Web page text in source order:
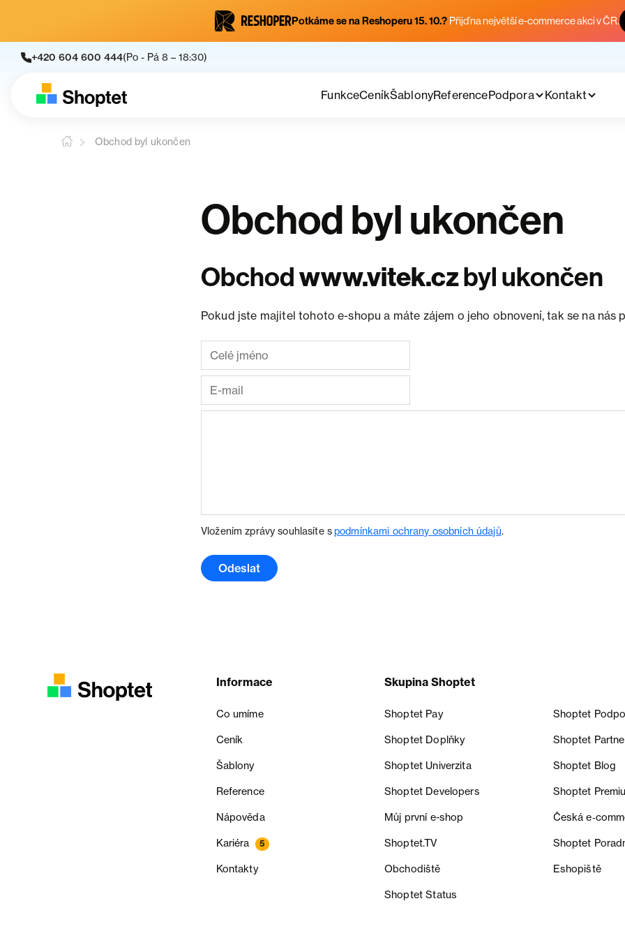
Potkáme se na Reshoperu 15. 10.? Přijď na největší e-commerce akci v ČR.
+420 604 600 444(Po - Pá 8 – 18:30)
FunkceCeníkŠablonyReferencePodpora Kontakt
Obchod byl ukončen
Obchod byl ukončen
Obchodwww.vitek.czbyl ukončen
Pokud jste majitel tohoto e-shopu a máte zájem o jeho obnovení, tak se na nás
Vložením zprávy souhlasíte spodmínkami ochrany osobních údajů.
Odeslat
Informace
Co umíme
Ceník
Šablony
Reference
Nápověda
Kariéra 5
Kontakty
Skupina Shoptet
Shoptet Pay Shoptet
Shoptet Doplňky Shoptet
Shoptet Univerzita Shoptet Blog
Shoptet Developers Shoptet
Můj první e-shop Česká
Shoptet.TV Shoptet
Obchodiště Eshopiště
Shoptet Status